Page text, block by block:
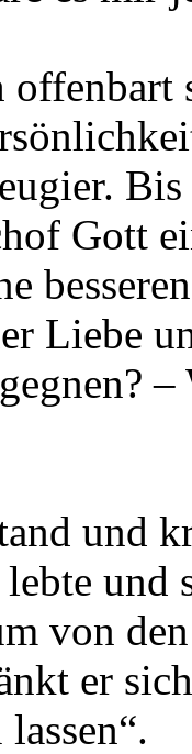
Gott
Liebe
und
lebte
von
er